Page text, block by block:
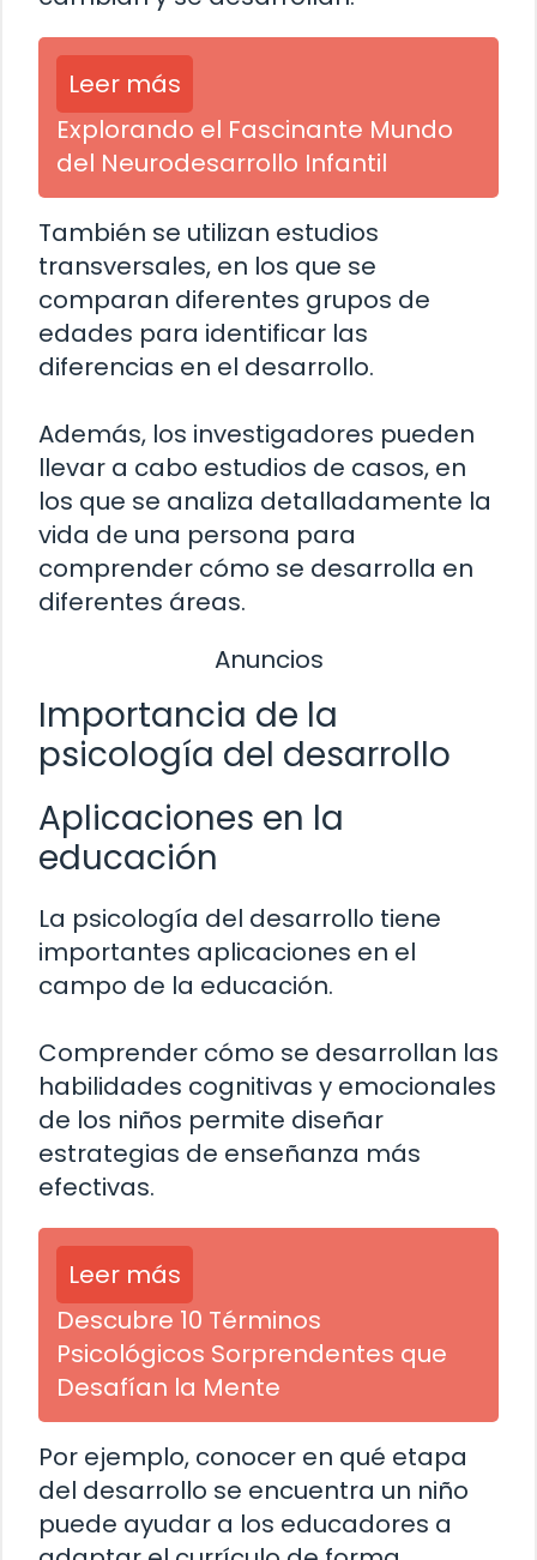
Leer más
Explorando el Fascinante Mundo
del Neurodesarrollo Infantil
También se utilizan estudios
transversales, en los que se
comparan diferentes grupos de
edades para identificar las
diferencias en el desarrollo.
Además, los investigadores pueden
llevar a cabo estudios de casos, en
los que se analiza detalladamente la
vida de una persona para
comprender cómo se desarrolla en
diferentes áreas.
Anuncios
Importancia de la
psicología del desarrollo
Aplicaciones en la
educación
La psicología del desarrollo tiene
importantes aplicaciones en el
campo de la educación.
Comprender cómo se desarrollan las
habilidades cognitivas y emocionales
de los niños permite diseñar
estrategias de enseñanza más
efectivas.
Leer más
Descubre 10 Términos
Psicológicos Sorprendentes que
Desafían la Mente
Por ejemplo, conocer en qué etapa
del desarrollo se encuentra un niño
puede ayudar a los educadores a